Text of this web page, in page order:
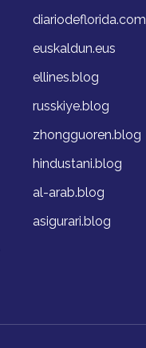
diariodeflorida.com
euskaldun.eus
ellines.blog
russkiye.blog
zhongguoren.blog
hindustani.blog
al-arab.blog
asigurari.blog